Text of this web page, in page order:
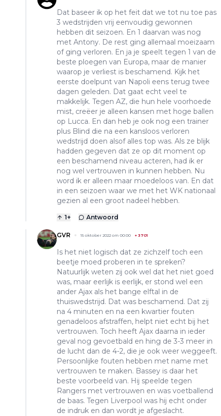
Dat baseer ik op het feit dat we tot nu toe pas
3 wedstrijden vrij eenvoudig gewonnen
hebben dit seizoen. En 1 daarvan was nog
met Antony. De rest ging allemaal moeizaam
of ging verloren. En ja je speelt tegen 1 van de
beste ploegen van Europa, maar de manier
waarop je verliest is beschamend. Kijk het
eerste doelpunt van Napoli eens terug twee
dagen geleden. Dat gaat echt veel te
makkelijk. Tegen AZ, die hun hele voorhoede
mist, creëer je alleen kansen met hoge ballen
op Lucca. En dan heb je ook nog een trainer
plus Blind die na een kansloos verloren
wedstrijd doen alsof alles top was. Als ze blijk
hadden gegeven dat ze op dit moment op
een beschamend niveau acteren, had ik er
nog wel vertrouwen in kunnen hebben. Nu
word ik er alleen maar moedeloos van. En dat
in een seizoen waar we met het WK nationaal
gezien al een groot nadeel hebben.
1+ Antwoord
GVR 15 oktober 2022 om 00:00 + 3701
Is het niet logisch dat ze zichzelf toch een
beetje moed proberen in te spreken?
Natuurlijk weten zij ook wel dat het niet goed
was, maar eerlijk is eerlijk, er stond wel een
ander Ajax als het bange elftal in de
thuiswedstrijd. Dat was beschamend. Dat zij
na 4 minuten en na een kwartier fouten
genadeloos afstraffen, helpt niet echt bij het
vertrouwen. Toch heeft Ajax daarna in ieder
geval nog gevoetbald en hing de 3-3 meer in
de lucht dan de 4-2, die je ook weer weggeeft.
Persoonlijke fouten hebben met name met
vertrouwen te maken. Bassey is daar het
beste voorbeeld van. Hij speelde tegen
Rangers met vertrouwen en was voetballend
de baas. Tegen Liverpool was hij echt onder
de indruk en dan wordt je afgeslacht.